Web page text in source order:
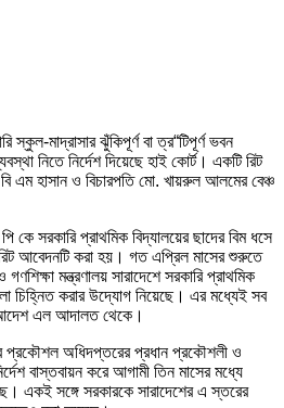
স্কুল-মাদ্রাসার ঝুঁকিপূর্ণ বা ত্র“টিপূর্ণ ভবন
নিতে নির্দেশ দিয়েছে হাই কোর্ট। একটি রিট
এম হাসান ও বিচারপতি মো. খায়রুল আলমের বেঞ্চ
কে সরকারি প্রাথমিক বিদ্যালয়ের ছাদের বিম ধসে
আবেদনটি করা হয়। গত এপ্রিল মাসের শুরুতে
মন্ত্রণালয় সারাদেশে সরকারি প্রাথমিক
চিহ্নিত করার উদ্যোগ নিয়েছে। এর মধ্যেই সব
আদেশ এল আদালত থেকে।
প্রকৌশল অধিদপ্তরের প্রধান প্রকৌশলী ও
বাস্তবায়ন করে আগামী তিন মাসের মধ্যে
একই সঙ্গে সরকারকে সারাদেশের এ স্তরের